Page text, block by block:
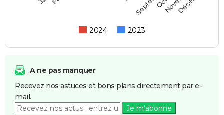
2024 2023
A ne pas manquer
Recevez nos astuces et bons plans directement par e-
mail.
Je m'abonne